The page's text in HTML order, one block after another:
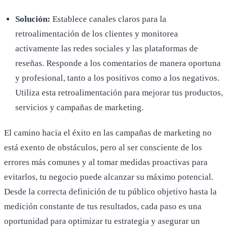
Solución: Establece canales claros para la
retroalimentación de los clientes y monitorea
activamente las redes sociales y las plataformas de
reseñas. Responde a los comentarios de manera oportuna
y profesional, tanto a los positivos como a los negativos.
Utiliza esta retroalimentación para mejorar tus productos,
servicios y campañas de marketing.
El camino hacia el éxito en las campañas de marketing no
está exento de obstáculos, pero al ser consciente de los
errores más comunes y al tomar medidas proactivas para
evitarlos, tu negocio puede alcanzar su máximo potencial.
Desde la correcta definición de tu público objetivo hasta la
medición constante de tus resultados, cada paso es una
oportunidad para optimizar tu estrategia y asegurar un